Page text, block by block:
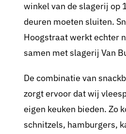
winkel van de slagerij op
deuren moeten sluiten.
Hoogstraat werkt echter
samen met slagerij Van
De combinatie van
zorgt ervoor dat wij
eigen keuken bieden. Zo
schnitzels, hamburgers,